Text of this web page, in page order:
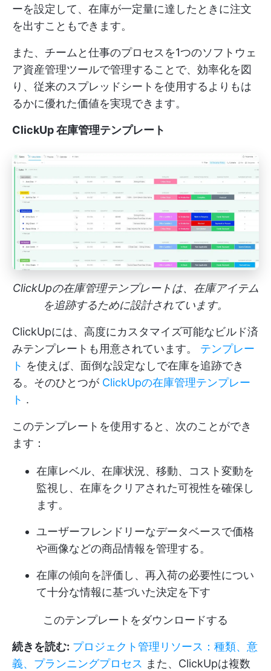
ーを設定して、在庫が一定量に達したときに注文
を出すこともできます。
また、チームと仕事のプロセスを1つのソフトウェ
ア資産管理ツールで管理することで、効率化を図
り、従来のスプレッドシートを使用するよりもは
るかに優れた価値を実現できます。
ClickUp 在庫管理テンプレート
ClickUpの在庫管理テンプレートは、在庫アイテム
を追跡するために設計されています。
ClickUpには、高度にカスタマイズ可能なビルド済
みテンプレートも用意されています。 テンプレー
ト を使えば、面倒な設定なしで在庫を追跡でき
る。そのひとつが ClickUpの在庫管理テンプレー
ト .
このテンプレートを使用すると、次のことができ
ます：
在庫レベル、在庫状況、移動、コスト変動を
監視し、在庫をクリアされた可視性を確保し
ます。
ユーザーフレンドリーなデータベースで価格
や画像などの商品情報を管理する。
在庫の傾向を評価し、再入荷の必要性につい
て十分な情報に基づいた決定を下す
このテンプレートをダウンロードする
続きを読む: プロジェクト管理リソース：種類、意
義、プランニングプロセス また、ClickUpは複数